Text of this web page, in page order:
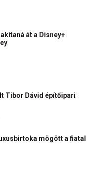
át a Disney+
Tibor Dávid építőipari
mögött a fiatal